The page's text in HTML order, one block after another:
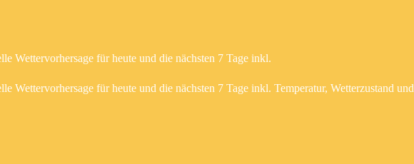
Wettervorhersage für heute und die nächsten 7 Tage inkl.
Wettervorhersage für heute und die nächsten 7 Tage inkl. Temperatur, Wetterzustand und